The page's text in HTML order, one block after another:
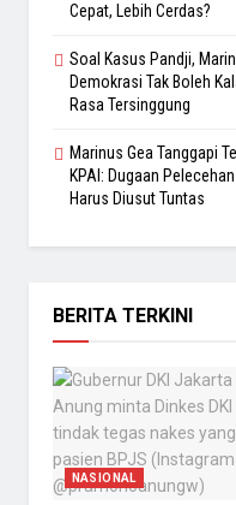
Cepat, Lebih Cerdas?
Soal Kasus Pandji,
Demokrasi Tak Boleh
Rasa Tersinggung
Marinus Gea Tanggapi
KPAI: Dugaan
Harus Diusut Tuntas
BERITA TERKINI
NASIONAL